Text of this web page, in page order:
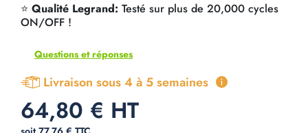
⭐ Qualité Legrand: Testé sur plus de 20,000 cycles
ON/OFF !
Questions et réponses
Livraison sous 4 à 5 semaines
64,80 € HT